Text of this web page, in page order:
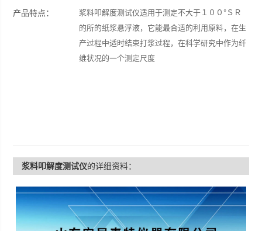
产品特点：
浆料叩解度测试仪适用于测定不大于１００°ＳＲ
的所的纸浆悬浮液，它能最合适的利用原料，在生
产过程中适时结束打浆过程，在科学研究中作为纤
维状况的一个测定尺度
浆料叩解度测试仪的详细资料：